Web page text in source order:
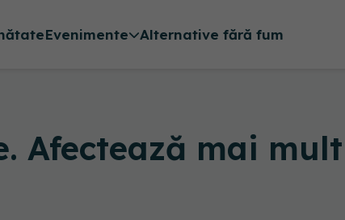
Evenimente Alternative fără fum
Afectează mai